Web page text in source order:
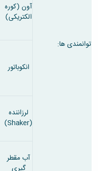
توانمندی ها:
آون (کوره
الکتریکی)
انکوباتور
لرزاننده
(Shaker)
آب مقطر
گیری